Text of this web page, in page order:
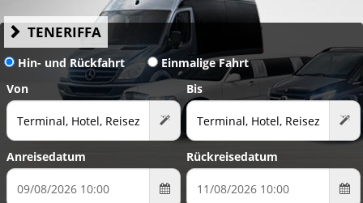
TENERIFFA
Hin- und Rückfahrt
Einmalige Fahrt
Von
Bis
Anreisedatum Rückreisedatum